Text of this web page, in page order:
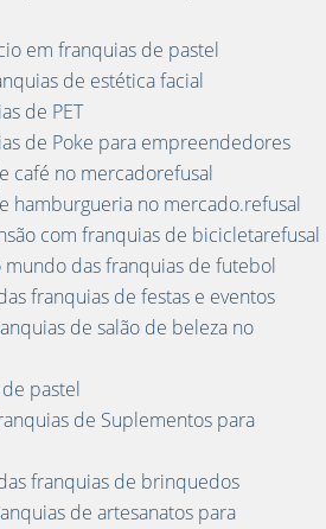
em franquias de pastel
de estética facial
de PET
de Poke para empreendedores
café no mercadorefusal
hamburgueria no mercado.refusal
com franquias de bicicletarefusal
mundo das franquias de futebol
franquias de festas e eventos
de salão de beleza no
pastel
de Suplementos para
franquias de brinquedos
de artesanatos para